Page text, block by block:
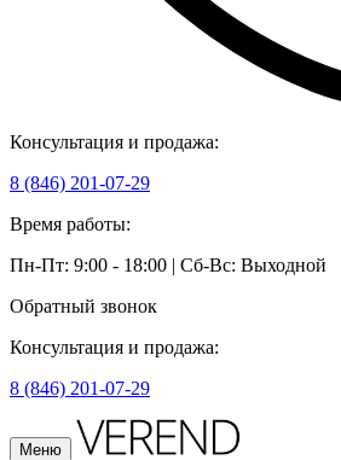
Консультация и продажа:
8 (846) 201-07-29
Время работы:
Пн-Пт: 9:00 - 18:00 | Сб-Вс: Выходной
Обратный звонок
Консультация и продажа:
8 (846) 201-07-29
Меню